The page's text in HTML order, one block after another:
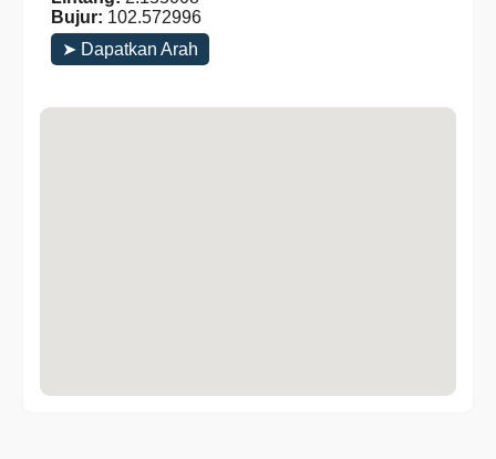
Bujur: 102.572996
➤ Dapatkan Arah